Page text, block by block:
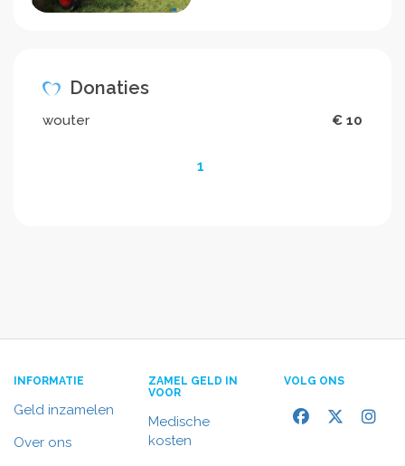
Donaties
wouter € 10
1
INFORMATIE
Geld inzamelen
Over ons
ZAMEL GELD IN
VOOR
Medische
kosten
VOLG ONS